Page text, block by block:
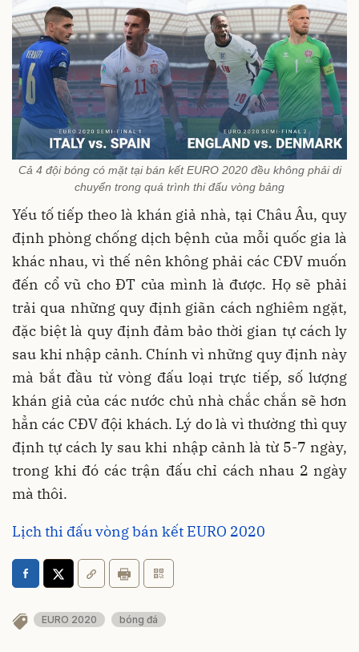
Cả 4 đội bóng có mặt tại bán kết EURO 2020 đều không phải di
chuyển trong quá trình thi đấu vòng bảng
Yếu tố tiếp theo là khán giả nhà, tại Châu Âu, quy
định phòng chống dịch bệnh của mỗi quốc gia là
khác nhau, vì thế nên không phải các CĐV muốn
đến cổ vũ cho ĐT của mình là được. Họ sẽ phải
trải qua những quy định giãn cách nghiêm ngặt,
đặc biệt là quy định đảm bảo thời gian tự cách ly
sau khi nhập cảnh. Chính vì những quy định này
mà bắt đầu từ vòng đấu loại trực tiếp, số lượng
khán giả của các nước chủ nhà chắc chắn sẽ hơn
hẳn các CĐV đội khách. Lý do là vì thường thì quy
định tự cách ly sau khi nhập cảnh là từ 5-7 ngày,
trong khi đó các trận đấu chỉ cách nhau 2 ngày
mà thôi.
Lịch thi đấu vòng bán kết EURO 2020
EURO 2020 bóng đá